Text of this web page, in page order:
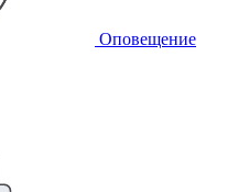
Оповещение